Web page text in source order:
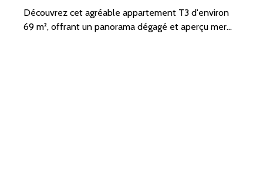
Découvrez cet agréable appartement T3 d'environ
69 m², offrant un panorama dégagé et aperçu mer